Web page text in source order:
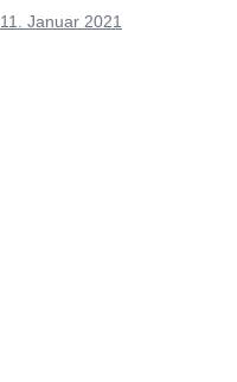
11. Januar 2021